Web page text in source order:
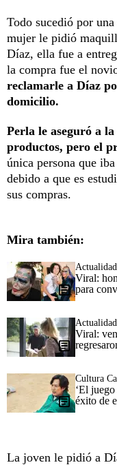
Todo sucedió por
mujer le pidió
Díaz, ella fue a
la compra fue el
reclamarle a Díaz
domicilio.
Perla le aseguró a
productos, pero el
única persona que
debido a que es
sus compras.
Mira también:
Actualidad
Viral:
para
Actualidad
Viral:
Cultura
‘El
éxito de
La joven le pidió a